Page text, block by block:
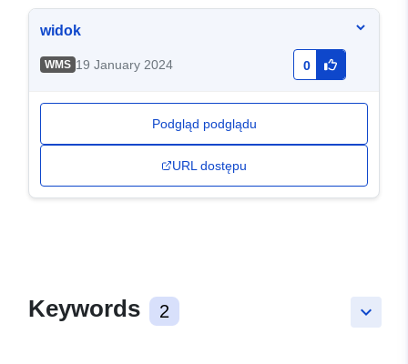
widok
WMS 19 January 2024 0
Podgląd podglądu
URL dostępu
keyboard_arrow_down
Keywords 2